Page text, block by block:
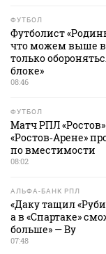
ФУТБОЛ
Футболист
что можем выше
только
блоке»
08:46
ФУТБОЛ
Матч РПЛ
«Ростов‑Арене»
по вместимости
08:02
АЛЬФА-БАНК РПЛ
«Даку тащил
а в «Спартаке»
больше» — Ву
07:48